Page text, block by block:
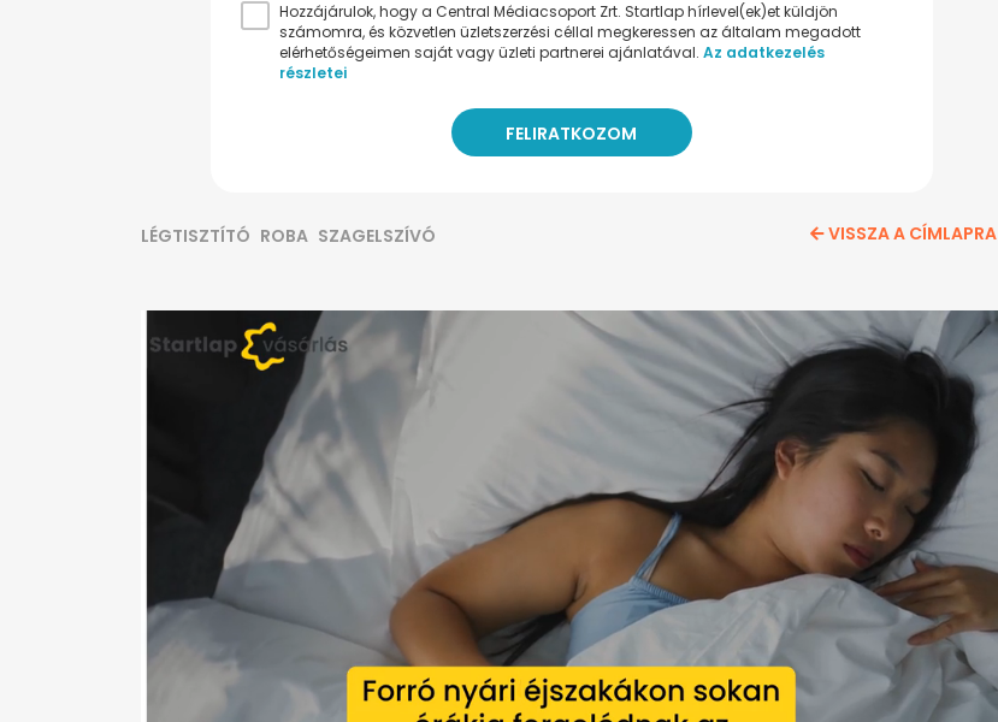
Hozzájárulok, hogy a Central Médiacsoport Zrt. Startlap hírlevel(ek)et küldjön
számomra, és közvetlen üzletszerzési céllal megkeressen az általam megadott
elérhetőségeimen saját vagy üzleti partnerei ajánlatával. Az adatkezelés
részletei
LÉGTISZTÍTÓ ROBA SZAGELSZÍVÓ VISSZA A CÍMLAPRA